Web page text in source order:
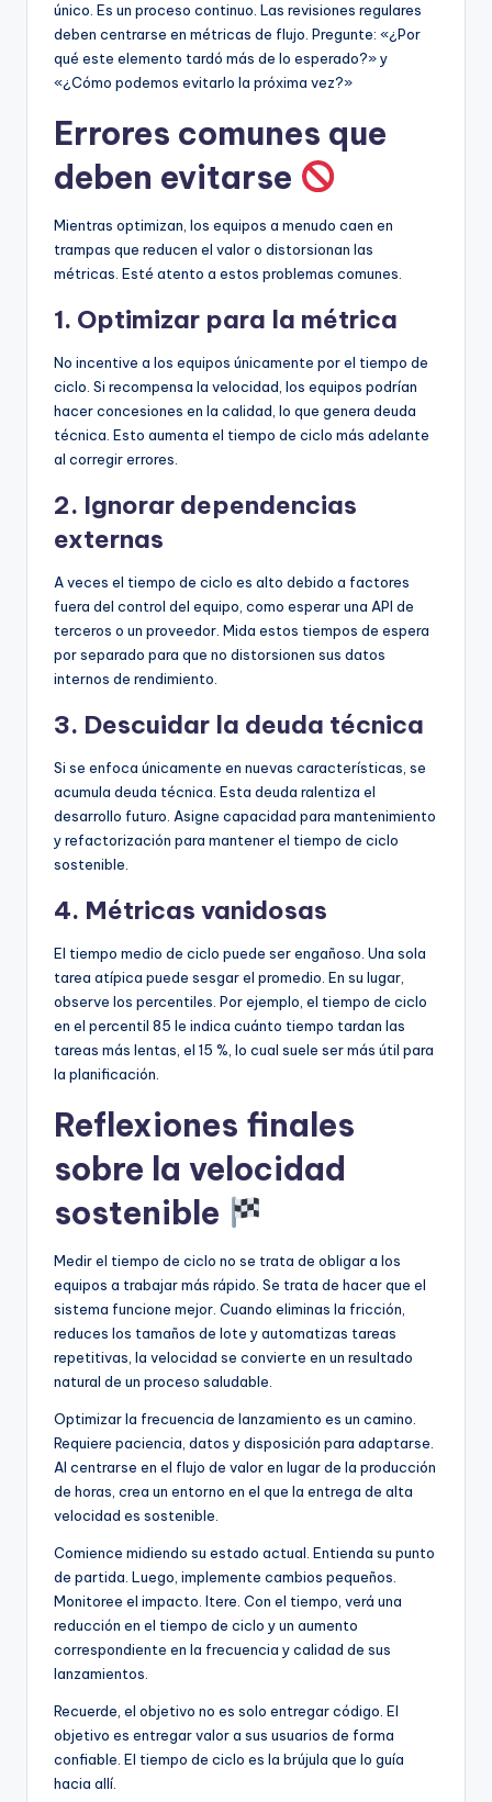
único. Es un proceso continuo. Las revisiones regulares
deben centrarse en métricas de flujo. Pregunte: «¿Por
qué este elemento tardó más de lo esperado?» y
«¿Cómo podemos evitarlo la próxima vez?»
Errores comunes que
deben evitarse
Mientras optimizan, los equipos a menudo caen en
trampas que reducen el valor o distorsionan las
métricas. Esté atento a estos problemas comunes.
1. Optimizar para la métrica
No incentive a los equipos únicamente por el tiempo de
ciclo. Si recompensa la velocidad, los equipos podrían
hacer concesiones en la calidad, lo que genera deuda
técnica. Esto aumenta el tiempo de ciclo más adelante
al corregir errores.
2. Ignorar dependencias
externas
A veces el tiempo de ciclo es alto debido a factores
fuera del control del equipo, como esperar una API de
terceros o un proveedor. Mida estos tiempos de espera
por separado para que no distorsionen sus datos
internos de rendimiento.
3. Descuidar la deuda técnica
Si se enfoca únicamente en nuevas características, se
acumula deuda técnica. Esta deuda ralentiza el
desarrollo futuro. Asigne capacidad para mantenimiento
y refactorización para mantener el tiempo de ciclo
sostenible.
4. Métricas vanidosas
El tiempo medio de ciclo puede ser engañoso. Una sola
tarea atípica puede sesgar el promedio. En su lugar,
observe los percentiles. Por ejemplo, el tiempo de ciclo
en el percentil 85 le indica cuánto tiempo tardan las
tareas más lentas, el 15 %, lo cual suele ser más útil para
la planificación.
Reflexiones finales
sobre la velocidad
sostenible
Medir el tiempo de ciclo no se trata de obligar a los
equipos a trabajar más rápido. Se trata de hacer que el
sistema funcione mejor. Cuando eliminas la fricción,
reduces los tamaños de lote y automatizas tareas
repetitivas, la velocidad se convierte en un resultado
natural de un proceso saludable.
Optimizar la frecuencia de lanzamiento es un camino.
Requiere paciencia, datos y disposición para adaptarse.
Al centrarse en el flujo de valor en lugar de la producción
de horas, crea un entorno en el que la entrega de alta
velocidad es sostenible.
Comience midiendo su estado actual. Entienda su punto
de partida. Luego, implemente cambios pequeños.
Monitoree el impacto. Itere. Con el tiempo, verá una
reducción en el tiempo de ciclo y un aumento
correspondiente en la frecuencia y calidad de sus
lanzamientos.
Recuerde, el objetivo no es solo entregar código. El
objetivo es entregar valor a sus usuarios de forma
confiable. El tiempo de ciclo es la brújula que lo guía
hacia allí.